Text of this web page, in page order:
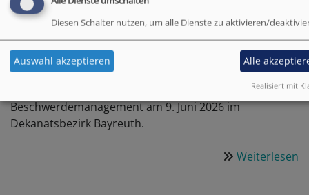
Wie können Beschwerden ernsthaft, transparent und
verlässlich bearbeitet werden? Mit dieser Frage
beschäftigten sich Mitglieder des Interventionsteams,
Ansprechpersonen sowie Seniorinnen und Senioren
Beschwerdemanagement am 9. Juni 2026 im
Dekanatsbezirk Bayreuth.
Weiterlesen
Diesen Schalter nutzen, um alle Dienste zu aktivieren/
Auswahl akzeptieren Alle
Realisiert mit